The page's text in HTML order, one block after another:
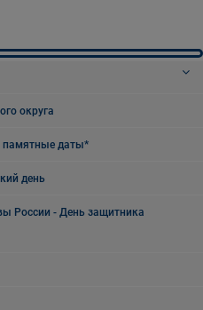
округа
памятные даты*
день
России - День защитника